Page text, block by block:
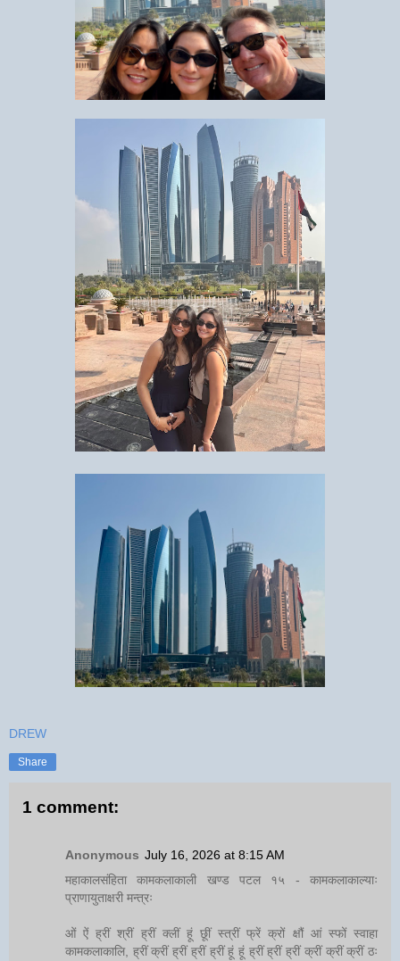
DREW
Share
1 comment:
Anonymous July 16, 2026 at 8:15 AM
महाकालसंहिता कामकलाकाली खण्ड पटल १५ - कामकलाकाल्याः
प्राणायुताक्षरी मन्त्रः
ओं ऐं ह्रीं श्रीं ह्रीं क्लीं हूं छूीं स्त्रीं फ्रें क्रों क्षौं आं स्फों स्वाहा
कामकलाकालि, ह्रीं क्रीं ह्रीं ह्रीं ह्रीं हूं हूं ह्रीं ह्रीं ह्रीं क्रीं क्रीं क्रीं ठः